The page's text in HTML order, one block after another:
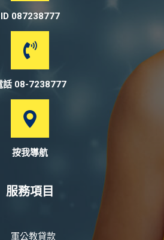
ID 087238777
話 08-7238777
按我導航
服務項目
軍公教貸款